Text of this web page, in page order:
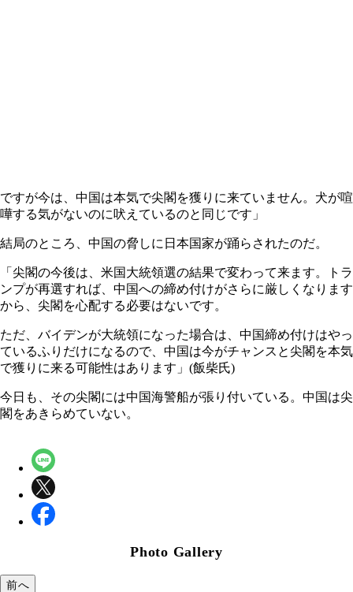
ですが今は、中国は本気で尖閣を獲りに来ていません。犬が喧
嘩する気がないのに吠えているのと同じです」
結局のところ、中国の脅しに日本国家が踊らされたのだ。
「尖閣の今後は、米国大統領選の結果で変わって来ます。トラ
ンプが再選すれば、中国への締め付けがさらに厳しくなります
から、尖閣を心配する必要はないです。
ただ、バイデンが大統領になった場合は、中国締め付けはやっ
ているふりだけになるので、中国は今がチャンスと尖閣を本気
で獲りに来る可能性はあります」(飯柴氏)
今日も、その尖閣には中国海警船が張り付いている。中国は尖
閣をあきらめていない。
Photo Gallery
前へ